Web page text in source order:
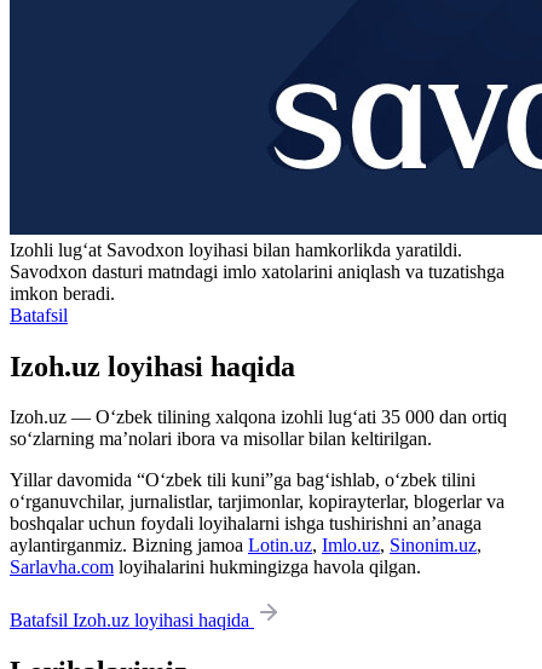
Izohli lugʻat Savodxon loyihasi bilan hamkorlikda yaratildi.
Savodxon dasturi matndagi imlo xatolarini aniqlash va tuzatishga
imkon beradi.
Batafsil
Izoh.uz loyihasi haqida
Izoh.uz — O‘zbek tilining xalqona izohli lug‘ati 35 000 dan ortiq
so‘zlarning ma’nolari ibora va misollar bilan keltirilgan.
Yillar davomida “O‘zbek tili kuni”ga bag‘ishlab, o‘zbek tilini
o‘rganuvchilar, jurnalistlar, tarjimonlar, kopirayterlar, blogerlar va
boshqalar uchun foydali loyihalarni ishga tushirishni an’anaga
aylantirganmiz. Bizning jamoa Lotin.uz, Imlo.uz, Sinonim.uz,
Sarlavha.com loyihalarini hukmingizga havola qilgan.
Batafsil Izoh.uz loyihasi haqida